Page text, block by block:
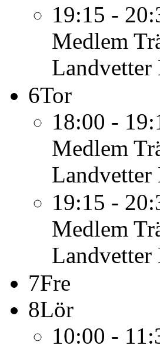
19:15 -
Medlem
6Tor
18:00 -
Medlem
19:15 -
Medlem
7Fre
8Lör
10:00 -